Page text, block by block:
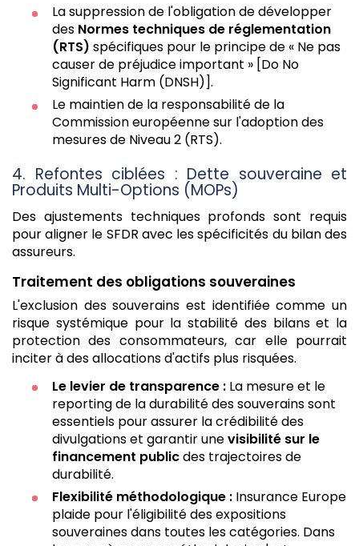
La suppression de l'obligation de développer
des Normes techniques de réglementation
(RTS) spécifiques pour le principe de « Ne pas
causer de préjudice important » [Do No
Significant Harm (DNSH)].
Le maintien de la responsabilité de la
Commission européenne sur l'adoption des
mesures de Niveau 2 (RTS).
4. Refontes ciblées : Dette souveraine et
Produits Multi-Options (MOPs)
Des ajustements techniques profonds sont requis
pour aligner le SFDR avec les spécificités du bilan des
assureurs.
Traitement des obligations souveraines
L'exclusion des souverains est identifiée comme un
risque systémique pour la stabilité des bilans et la
protection des consommateurs, car elle pourrait
inciter à des allocations d'actifs plus risquées.
Le levier de transparence : La mesure et le
reporting de la durabilité des souverains sont
essentiels pour assurer la crédibilité des
divulgations et garantir unevisibilité sur le
financement publicdes trajectoires de
durabilité.
Flexibilité méthodologique : Insurance Europe
plaide pour l'éligibilité des expositions
souveraines dans toutes les catégories. Dans